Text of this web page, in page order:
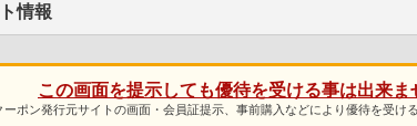
情報
この画面を提示しても優待を受ける事は出来ま
ーポン発行元サイトの画面・会員証提示、事前購入などにより優待を受ける